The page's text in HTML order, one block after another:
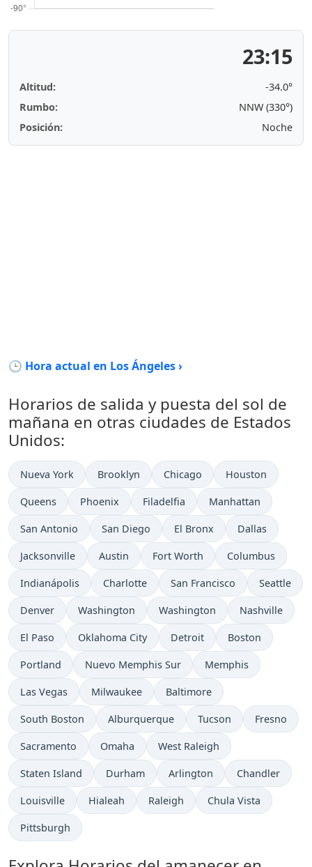
23:15
Altitud:
-34.0°
Rumbo:
NNW (330°)
Posición:
Noche
🕒 Hora actual en Los Ángeles ›
Horarios de salida y puesta del sol de
mañana en otras ciudades de Estados
Unidos:
Nueva York Brooklyn Chicago Houston
Queens Phoenix Filadelfia Manhattan
San Antonio San Diego El Bronx Dallas
Jacksonville Austin Fort Worth Columbus
Indianápolis Charlotte San Francisco Seattle
Denver Washington Washington Nashville
El Paso Oklahoma City Detroit Boston
Portland Nuevo Memphis Sur Memphis
Las Vegas Milwaukee Baltimore
South Boston Alburquerque Tucson Fresno
Sacramento Omaha West Raleigh
Staten Island Durham Arlington Chandler
Louisville Hialeah Raleigh Chula Vista
Pittsburgh